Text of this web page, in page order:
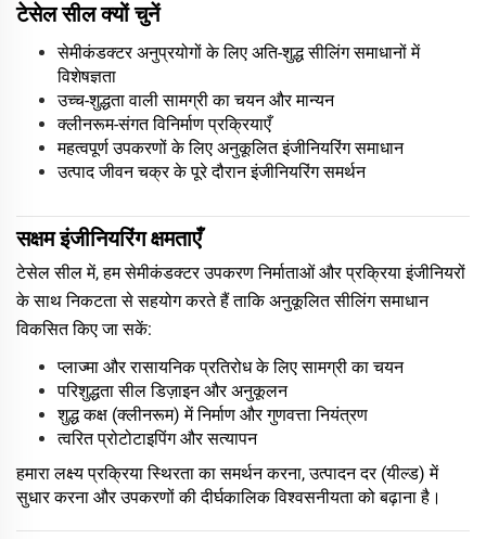
टेसेल सील क्यों चुनें
सेमीकंडक्टर अनुप्रयोगों के लिए अति-शुद्ध सीलिंग समाधानों में
विशेषज्ञता
उच्च-शुद्धता वाली सामग्री का चयन और मान्यन
क्लीनरूम-संगत विनिर्माण प्रक्रियाएँ
महत्वपूर्ण उपकरणों के लिए अनुकूलित इंजीनियरिंग समाधान
उत्पाद जीवन चक्र के पूरे दौरान इंजीनियरिंग समर्थन
सक्षम इंजीनियरिंग क्षमताएँ
टेसेल सील में, हम सेमीकंडक्टर उपकरण निर्माताओं और प्रक्रिया इंजीनियरों
के साथ निकटता से सहयोग करते हैं ताकि अनुकूलित सीलिंग समाधान
विकसित किए जा सकें:
प्लाज्मा और रासायनिक प्रतिरोध के लिए सामग्री का चयन
परिशुद्धता सील डिज़ाइन और अनुकूलन
शुद्ध कक्ष (क्लीनरूम) में निर्माण और गुणवत्ता नियंत्रण
त्वरित प्रोटोटाइपिंग और सत्यापन
हमारा लक्ष्य प्रक्रिया स्थिरता का समर्थन करना, उत्पादन दर (यील्ड) में
सुधार करना और उपकरणों की दीर्घकालिक विश्वसनीयता को बढ़ाना है।